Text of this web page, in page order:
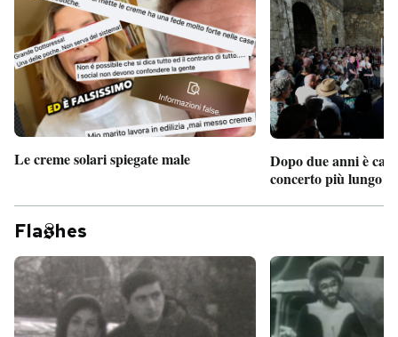
Le creme solari spiegate male
Dopo due anni è
concerto più lungo
Fla hes